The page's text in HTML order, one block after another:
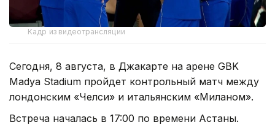
Кадр из видеотрансляции
Сегодня, 8 августа, в Джакарте на арене GBK
Madya Stadium пройдет контрольный матч между
лондонским «Челси» и итальянским «Миланом».
Встреча началась в 17:00 по времени Астаны.